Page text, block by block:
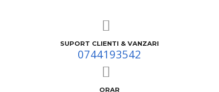
SUPORT CLIENTI & VANZARI
0744193542
ORAR